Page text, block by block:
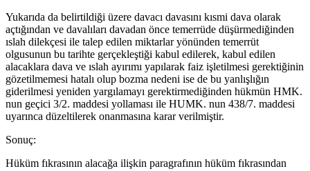
Yukarıda da belirtildiği üzere davacı davasını kısmi dava olarak
açtığından ve davalıları davadan önce temerrüde düşürmediğinden
ıslah dilekçesi ile talep edilen miktarlar yönünden temerrüt
olgusunun bu tarihte gerçekleştiği kabul edilerek, kabul edilen
alacaklara dava ve ıslah ayırımı yapılarak faiz işletilmesi gerektiğinin
gözetilmemesi hatalı olup bozma nedeni ise de bu yanlışlığın
giderilmesi yeniden yargılamayı gerektirmediğinden hükmün HMK.
nun geçici 3/2. maddesi yollaması ile HUMK. nun 438/7. maddesi
uyarınca düzeltilerek onanmasına karar verilmiştir.
Sonuç:
Hüküm fıkrasının alacağa ilişkin paragrafının hüküm fıkrasından